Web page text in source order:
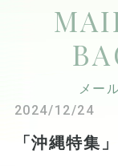
メー
2024/12/24
「沖縄特集」